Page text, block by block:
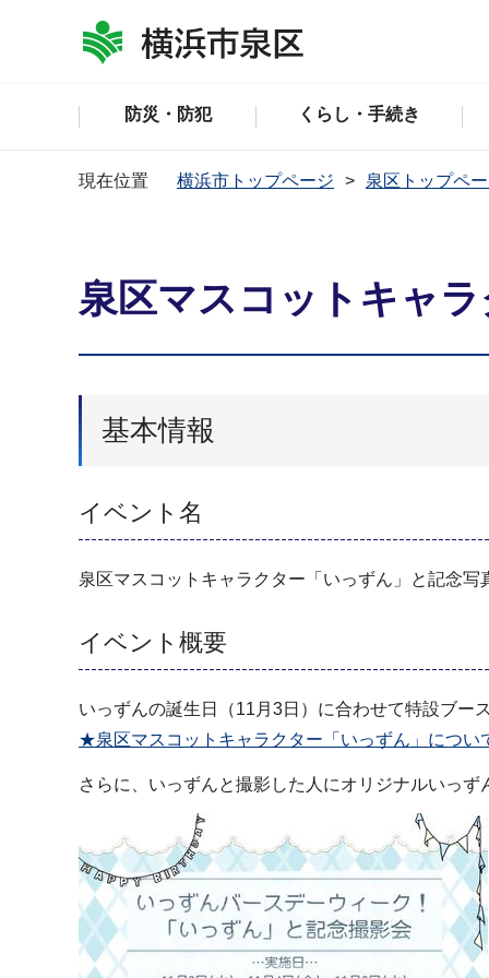
防災・防犯 くらし・手続き
現在位置 横浜市トップページ 泉区トップペ
泉区マスコットキャ
基本情報
イベント名
泉区マスコットキャラクター「いっずん」と記念写
イベント概要
いっずんの誕生日（11月3日）に合わせて特設ブー
★泉区マスコットキャラクター「いっずん」につい
さらに、いっずんと撮影した人にオリジナルいっず